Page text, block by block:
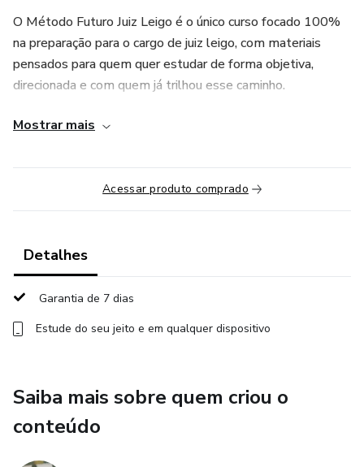
O Método Futuro Juiz Leigo é o único curso focado 100%
na preparação para o cargo de juiz leigo, com materiais
pensados para quem quer estudar de forma objetiva,
direcionada e com quem já trilhou esse caminho.
Você terá acesso a:
✅ 200 questões de provas anteriores do cargo,
comentadas item por item, divididas em 5 simulados;
correção INDIVIDUAL e 3 sem correção individual;
✅ 3h de videoaulas, divididas em módulos, te ensinando o
cível do zero;
✅ 7h de videoaulas, divididas em módulos (Língua
Portuguesa, Direito Civil, Direito Constitucional, Direito
Mostrar mais
Acessar produto comprado
Detalhes
Garantia de 7 dias
Estude do seu jeito e em qualquer dispositivo
Saiba mais sobre quem criou o
conteúdo